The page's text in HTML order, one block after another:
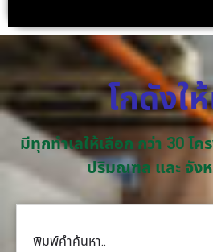
โกดังใ
มีทุกทำเลให้เลือก กว่า 30 โ
ปริมณฑล และ จัง
พิมพ์คำค้นหา..